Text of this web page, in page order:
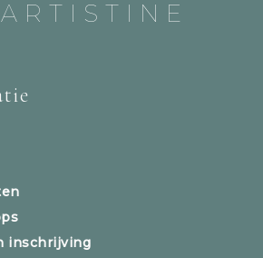
ARTISTINE
inschrijving